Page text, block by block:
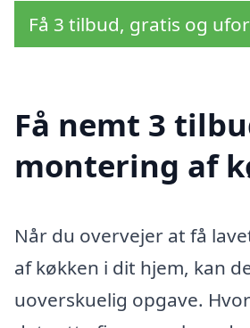
Få 3 tilbud, gratis og
Få nemt 3
montering af
Når du overvejer at få
af køkken i dit hjem, kan
uoverskuelig opgave.